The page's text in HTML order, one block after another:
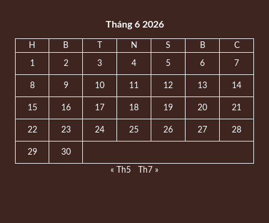
Tháng 6 2026
H B N S B C
1 2 3 4 5 6 7
8 9 10 11 12 13 14
15 16 17 18 19 20 21
22 23 24 25 26 27 28
29 30
« Th5 Th7 »